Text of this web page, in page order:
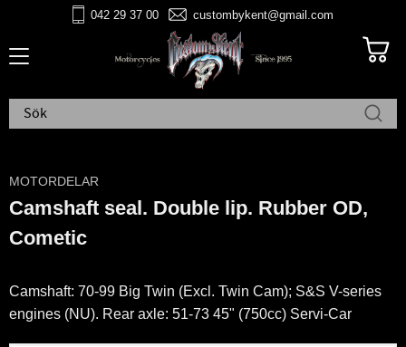
042 29 37 00 custombykent@gmail.com
MOTORDELAR
Camshaft seal. Double lip. Rubber OD,
Cometic
Camshaft: 70-99 Big Twin (Excl. Twin Cam); S&S V-series
engines (NU). Rear axle: 51-73 45" (750cc) Servi-Car